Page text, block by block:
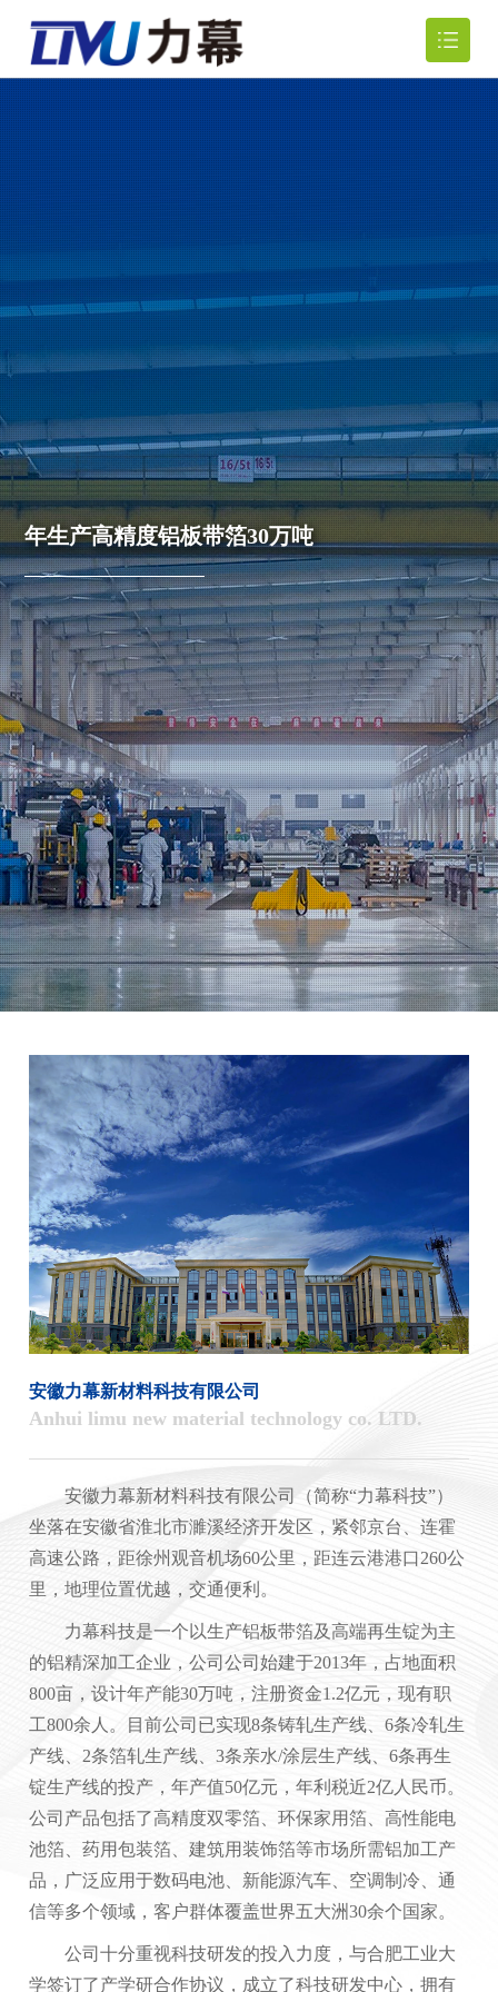
网站首页
关于我们 
产品中心 
新闻资讯 
行业应用 
人力资源 
联系我们 
年生产高精度铝板带箔30万吨
安徽力幕新材料科技有限公司
Anhui limu new material technology co. LTD.
安徽力幕新材料科技有限公司（简称“力幕科技”）
坐落在安徽省淮北市濉溪经济开发区，紧邻京台、连霍
高速公路，距徐州观音机场60公里，距连云港港口260公
里，地理位置优越，交通便利。
力幕科技是一个以生产铝板带箔及高端再生锭为主
的铝精深加工企业，公司公司始建于2013年，占地面积
800亩，设计年产能30万吨，注册资金1.2亿元，现有职
工800余人。目前公司已实现8条铸轧生产线、6条冷轧生
产线、2条箔轧生产线、3条亲水/涂层生产线、6条再生
锭生产线的投产，年产值50亿元，年利税近2亿人民币。
公司产品包括了高精度双零箔、环保家用箔、高性能电
池箔、药用包装箔、建筑用装饰箔等市场所需铝加工产
品，广泛应用于数码电池、新能源汽车、空调制冷、通
信等多个领域，客户群体覆盖世界五大洲30余个国家。
公司十分重视科技研发的投入力度，与合肥工业大
学签订了产学研合作协议，成立了科技研发中心，拥有